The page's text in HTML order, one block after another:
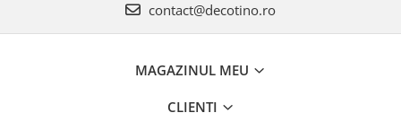
contact@decotino.ro
MAGAZINUL MEU
CLIENTI